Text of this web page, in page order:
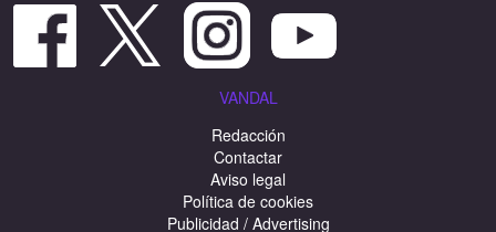
VANDAL
Redacción
Contactar
Aviso legal
Política de cookies
Publicidad / Advertising